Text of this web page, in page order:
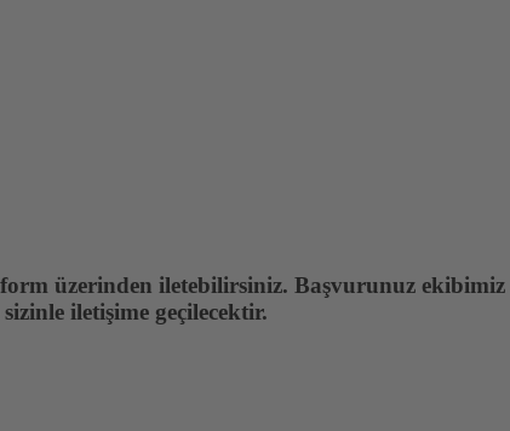
üzerinden iletebilirsiniz. Başvurunuz
iletişime geçilecektir.